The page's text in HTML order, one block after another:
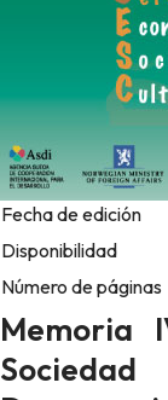
Fecha de edición
Disponibilidad
Número de páginas
Memoria